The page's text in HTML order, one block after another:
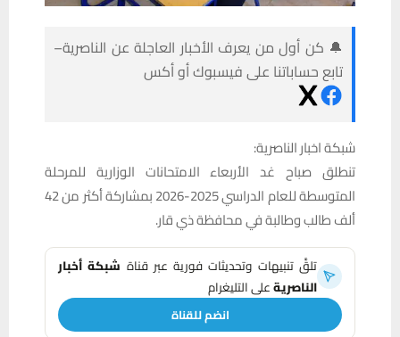
🔔 كن أول من يعرف الأخبار العاجلة عن الناصرية–
تابع حساباتنا على فيسبوك أو أكس
شبكة اخبار الناصرية:
تنطلق صباح غد الأربعاء الامتحانات الوزارية للمرحلة
المتوسطة للعام الدراسي 2025-2026 بمشاركة أكثر من 42
ألف طالب وطالبة في محافظة ذي قار.
تلقَّ تنبيهات وتحديثات فورية عبر قناة شبكة أخبار
الناصريةعلى التليغرام
انضم للقناة